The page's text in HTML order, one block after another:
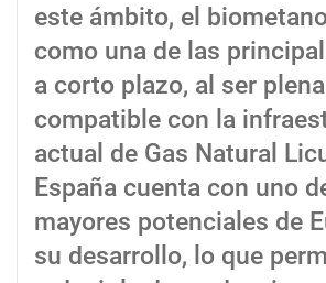
este ámbito, el
como una de las
a corto plazo, al ser
compatible con la
actual de Gas Natural
España cuenta con uno
mayores potenciales de
su desarrollo, lo que